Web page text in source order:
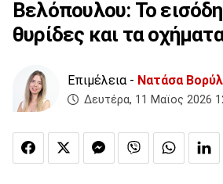
Βελόπουλου: Το
θυρίδες και τα
Επιμέλεια - Νατάσα
Δευτέρα, 11 Μαϊος 2026